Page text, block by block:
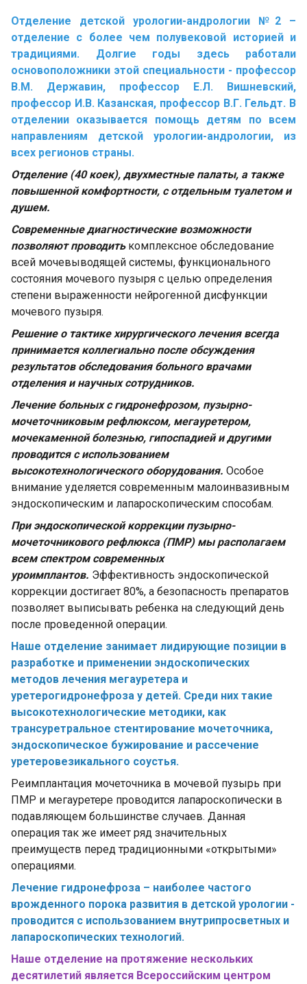
Отделение детской урологии-андрологии №2 –
отделение с более чем полувековой историей и
традициями. Долгие годы здесь работали
основоположники этой специальности - профессор
В.М. Державин, профессор Е.Л. Вишневский,
профессор И.В. Казанская, профессор В.Г. Гельдт. В
отделении оказывается помощь детям по всем
направлениям детской урологии-андрологии, из
всех регионов страны.
Отделение (40 коек), двухместные палаты, а также
повышенной комфортности, с отдельным туалетом и
душем.
Современные диагностические возможности
позволяют проводитькомплексное обследование
всей мочевыводящей системы, функционального
состояния мочевого пузыря с целью определения
степени выраженности нейрогенной дисфункции
мочевого пузыря.
Решение о тактике хирургического лечения всегда
принимается коллегиально после обсуждения
результатов обследования больного врачами
отделения и научных сотрудников.
Лечение больных с гидронефрозом, пузырно-
мочеточниковым рефлюксом, мегауретером,
мочекаменной болезнью, гипоспадией и другими
проводится с использованием
высокотехнологического оборудования. Особое
внимание уделяется современным малоинвазивным
эндоскопическим и лапароскопическим способам.
При эндоскопической коррекции пузырно-
мочеточникового рефлюкса (ПМР) мы располагаем
всем спектром современных
уроимплантов. Эффективность эндоскопической
коррекции достигает 80%, а безопасность препаратов
позволяет выписывать ребенка на следующий день
после проведенной операции.
Наше отделение занимает лидирующие позиции в
разработке и применении эндоскопических
методов лечения мегауретера и
уретерогидронефроза у детей. Среди них такие
высокотехнологические методики, как
трансуретральное стентирование мочеточника,
эндоскопическое бужирование и рассечение
уретеровезикального соустья.
Реимплантация мочеточника в мочевой пузырь при
ПМР и мегауретере проводится лапароскопически в
подавляющем большинстве случаев. Данная
операция так же имеет ряд значительных
преимуществ перед традиционными «открытыми»
операциями.
Лечение гидронефроза – наиболее частого
врожденного порока развития в детской урологии -
проводится с использованием внутрипросветных и
лапароскопических технологий.
Наше отделение на протяжение нескольких
десятилетий является Всероссийским центром